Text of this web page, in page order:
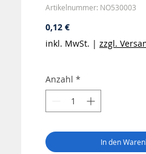
Artikelnummer: NO530003
0,12 €Preis
inkl. MwSt. | zzgl.
Anzahl *
In den